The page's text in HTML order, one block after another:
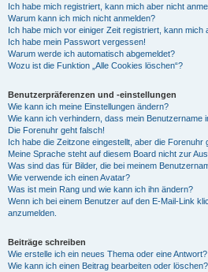
Ich habe mich registriert, kann mich aber nicht
Warum kann ich mich nicht anmelden?
Ich habe mich vor einiger Zeit registriert, kann mich
Ich habe mein Passwort vergessen!
Warum werde ich automatisch abgemeldet?
Wozu ist die Funktion „Alle Cookies löschen“?
Benutzerpräferenzen und -einstellungen
Wie kann ich meine Einstellungen ändern?
Wie kann ich verhindern, dass mein Benutzername
Die Forenuhr geht falsch!
Ich habe die Zeitzone eingestellt, aber die Forenuhr
Meine Sprache steht auf diesem Board nicht zur
Was sind das für Bilder, die bei meinem
Wie verwende ich einen Avatar?
Was ist mein Rang und wie kann ich ihn ändern?
Wenn ich bei einem Benutzer auf den E-Mail-Link
anzumelden.
Beiträge schreiben
Wie erstelle ich ein neues Thema oder eine Antwort?
Wie kann ich einen Beitrag bearbeiten oder löschen?